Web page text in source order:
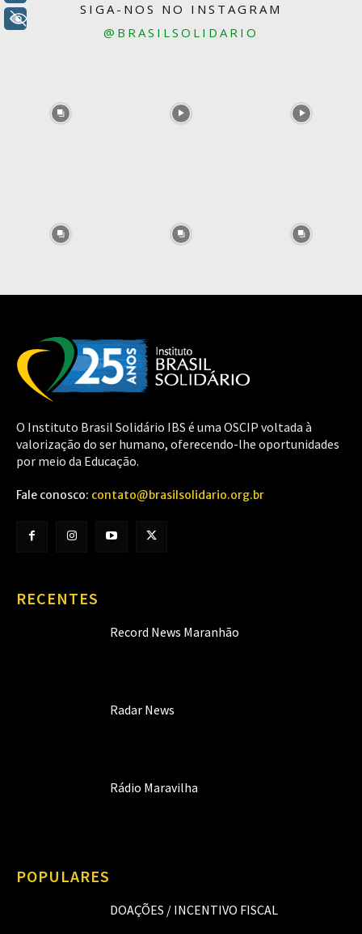
SIGA-NOS NO INSTAGRAM
@BRASILSOLIDARIO
O Instituto Brasil Solidário IBS é uma OSCIP voltada à
valorização do ser humano, oferecendo-lhe oportunidades
por meio da Educação.
Fale conosco: contato@brasilsolidario.org.br
RECENTES
Record News Maranhão
Radar News
Rádio Maravilha
POPULARES
DOAÇÕES / INCENTIVO FISCAL
+ Acessibilidade